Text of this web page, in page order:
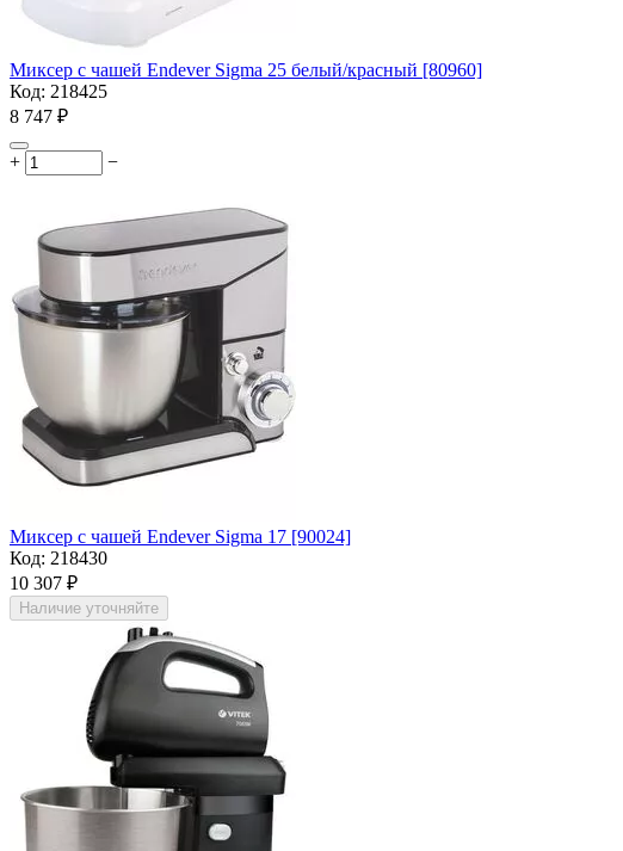
Миксер с чашей Endever Sigma 25 белый/красный [80960]
Код: 218425
8 747 ₽
+ −
Миксер с чашей Endever Sigma 17 [90024]
Код: 218430
10 307 ₽
Наличие уточняйте